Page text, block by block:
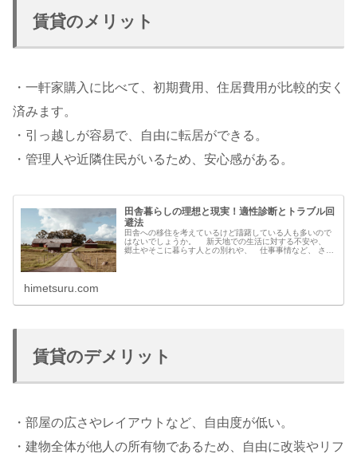
賃貸のメリット
・一軒家購入に比べて、初期費用、住居費用が比較的安く
済みます。
・引っ越しが容易で、自由に転居ができる。
・管理人や近隣住民がいるため、安心感がある。
田舎暮らしの理想と現実！適性診断とトラブル回
避法
田舎への移住を考えているけど躊躇している人も多いので
はないでしょうか。 新天地での生活に対する不安や、
郷土やそこに暮らす人との別れや、 仕事事情など、 さま
himetsuru.com
賃貸のデメリット
・部屋の広さやレイアウトなど、自由度が低い。
・建物全体が他人の所有物であるため、自由に改装やリフ